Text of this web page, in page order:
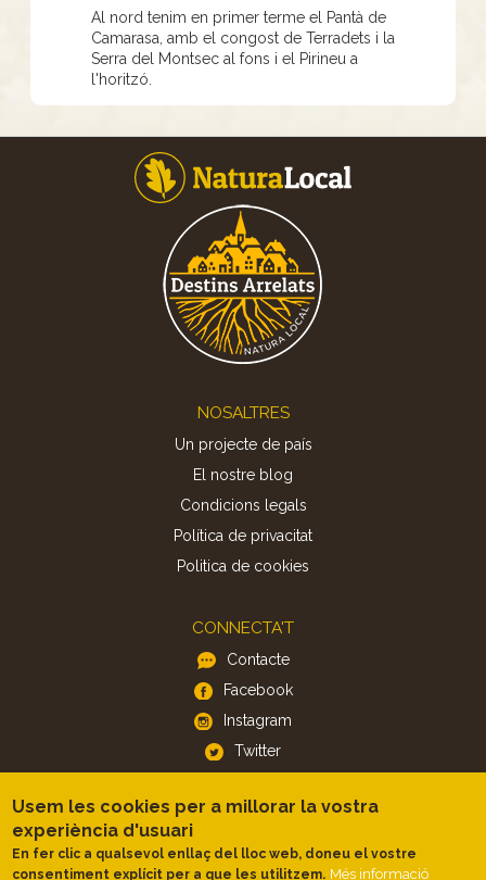
Al nord tenim en primer terme el Pantà de
Camarasa, amb el congost de Terradets i la
Serra del Montsec al fons i el Pirineu a
l'horitzó.
NOSALTRES
Un projecte de país
El nostre blog
Condicions legals
Política de privacitat
Politica de cookies
CONNECTA'T
Contacte
Facebook
Instagram
Twitter
APP
iOS
Android
Usem les cookies per a millorar la vostra
experiència d'usuari
En fer clic a qualsevol enllaç del lloc web, doneu el vostre
consentiment explícit per a que les utilitzem. Més informació